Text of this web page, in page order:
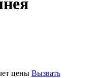
цены Вызвать